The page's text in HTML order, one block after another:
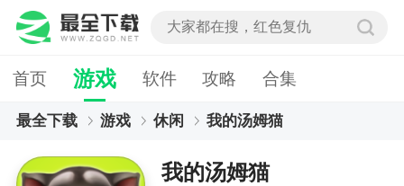
首页 游戏 软件 攻略 合集
最全下载 游戏 休闲 我的汤姆猫
我的汤姆猫